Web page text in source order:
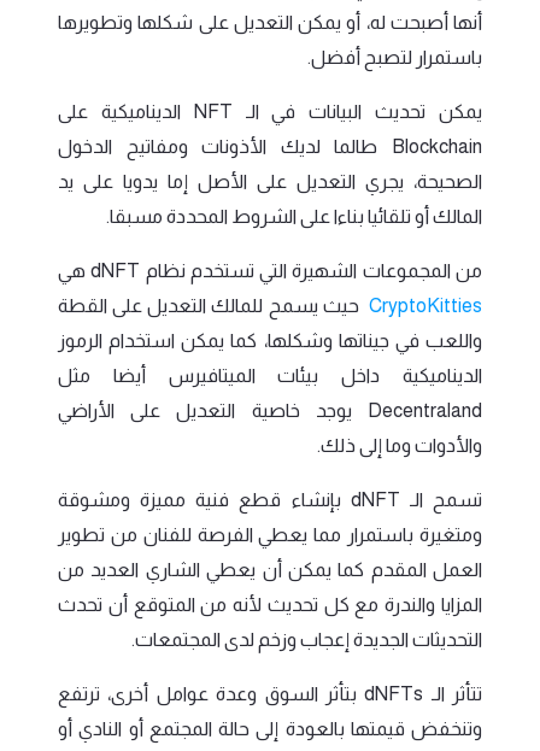
أنها أصبحت له، أو يمكن التعديل على شكلها وتطويرها
باستمرار لتصبح أفضل.
يمكن تحديث البيانات في الـ NFT الديناميكية على
Blockchain طالما لديك الأذونات ومفاتيح الدخول
الصحيحة، يجري التعديل على الأصل إما يدويا على يد
المالك أو تلقائيا بناءا على الشروط المحددة مسبقا.
من المجموعات الشهيرة التي تستخدم نظام dNFT هي
CryptoKitties حيث يسمح للمالك التعديل على القطة
واللعب في جيناتها وشكلها، كما يمكن استخدام الرموز
الديناميكية داخل بيئات الميتافيرس أيضا مثل
Decentraland يوجد خاصية التعديل على الأراضي
والأدوات وما إلى ذلك.
تسمح الـ dNFT بإنشاء قطع فنية مميزة ومشوقة
ومتغيرة باستمرار مما يعطي الفرصة للفنان من تطوير
العمل المقدم كما يمكن أن يعطي الشاري العديد من
المزايا والندرة مع كل تحديث لأنه من المتوقع أن تحدث
التحديثات الجديدة إعجاب وزخم لدى المجتمعات.
تتأثر الـ dNFTs بتأثر السوق وعدة عوامل أخرى، ترتفع
وتنخفض قيمتها بالعودة إلى حالة المجتمع أو النادي أو